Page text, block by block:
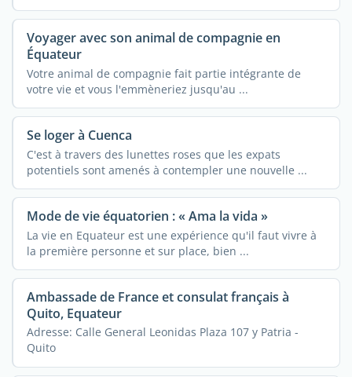
Voyager avec son animal de compagnie en
Équateur
Votre animal de compagnie fait partie intégrante de
votre vie et vous l'emmèneriez jusqu'au ...
Se loger à Cuenca
C'est à travers des lunettes roses que les expats
potentiels sont amenés à contempler une nouvelle ...
Mode de vie équatorien : « Ama la vida »
La vie en Equateur est une expérience qu'il faut vivre à
la première personne et sur place, bien ...
Ambassade de France et consulat français à
Quito, Equateur
Adresse: Calle General Leonidas Plaza 107 y Patria -
Quito